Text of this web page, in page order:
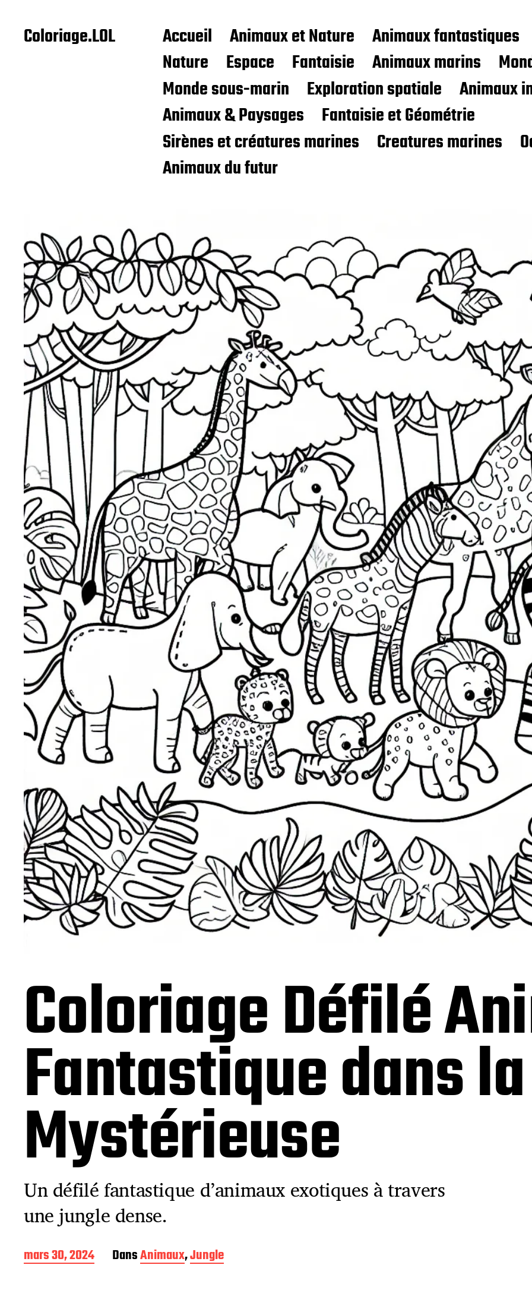
Coloriage.LOL Accueil Animaux et Nature Animaux fantastiques
Nature
Espace Fantaisie Animaux marins
Monde sous-marin
Exploration spatiale
Animaux
Animaux & Paysages
Fantaisie et Géométrie
Sirènes et créatures marines
Creatures marines
Animaux du futur
Coloriage Défilé
Fantastique dans
Mystérieuse
Un défilé fantastique d’animaux exotiques à travers
une jungle dense.
D
a
mars 30, 2024 DansAnimaux,Jungle